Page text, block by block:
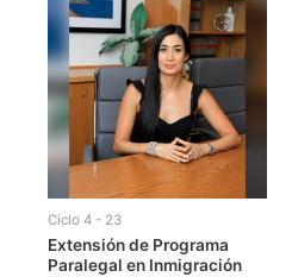
Ciclo 4 - 23
Extensión de Programa
Paralegal en Inmigración